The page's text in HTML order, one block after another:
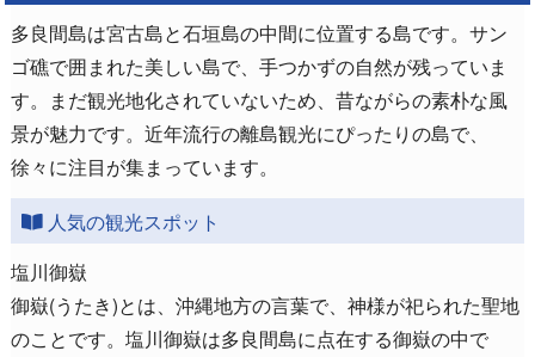
多良間島は宮古島と石垣島の中間に位置する島です。サン
ゴ礁で囲まれた美しい島で、手つかずの自然が残っていま
す。まだ観光地化されていないため、昔ながらの素朴な風
景が魅力です。近年流行の離島観光にぴったりの島で、
徐々に注目が集まっています。
人気の観光スポット
塩川御嶽
御嶽(うたき)とは、沖縄地方の言葉で、神様が祀られた聖地
のことです。塩川御嶽は多良間島に点在する御嶽の中で